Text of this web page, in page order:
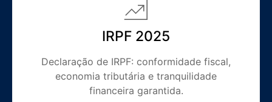
IRPF 2025
Declaração de IRPF: conformidade fiscal,
economia tributária e tranquilidade
financeira garantida.